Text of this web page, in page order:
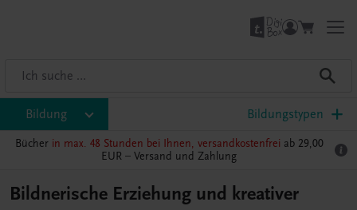
Bildung Bildungstypen
Bücher in max. 48 Stunden bei Ihnen, versandkostenfrei ab 29,00
EUR – Versand und Zahlung
Bildnerische Erziehung und kreativer